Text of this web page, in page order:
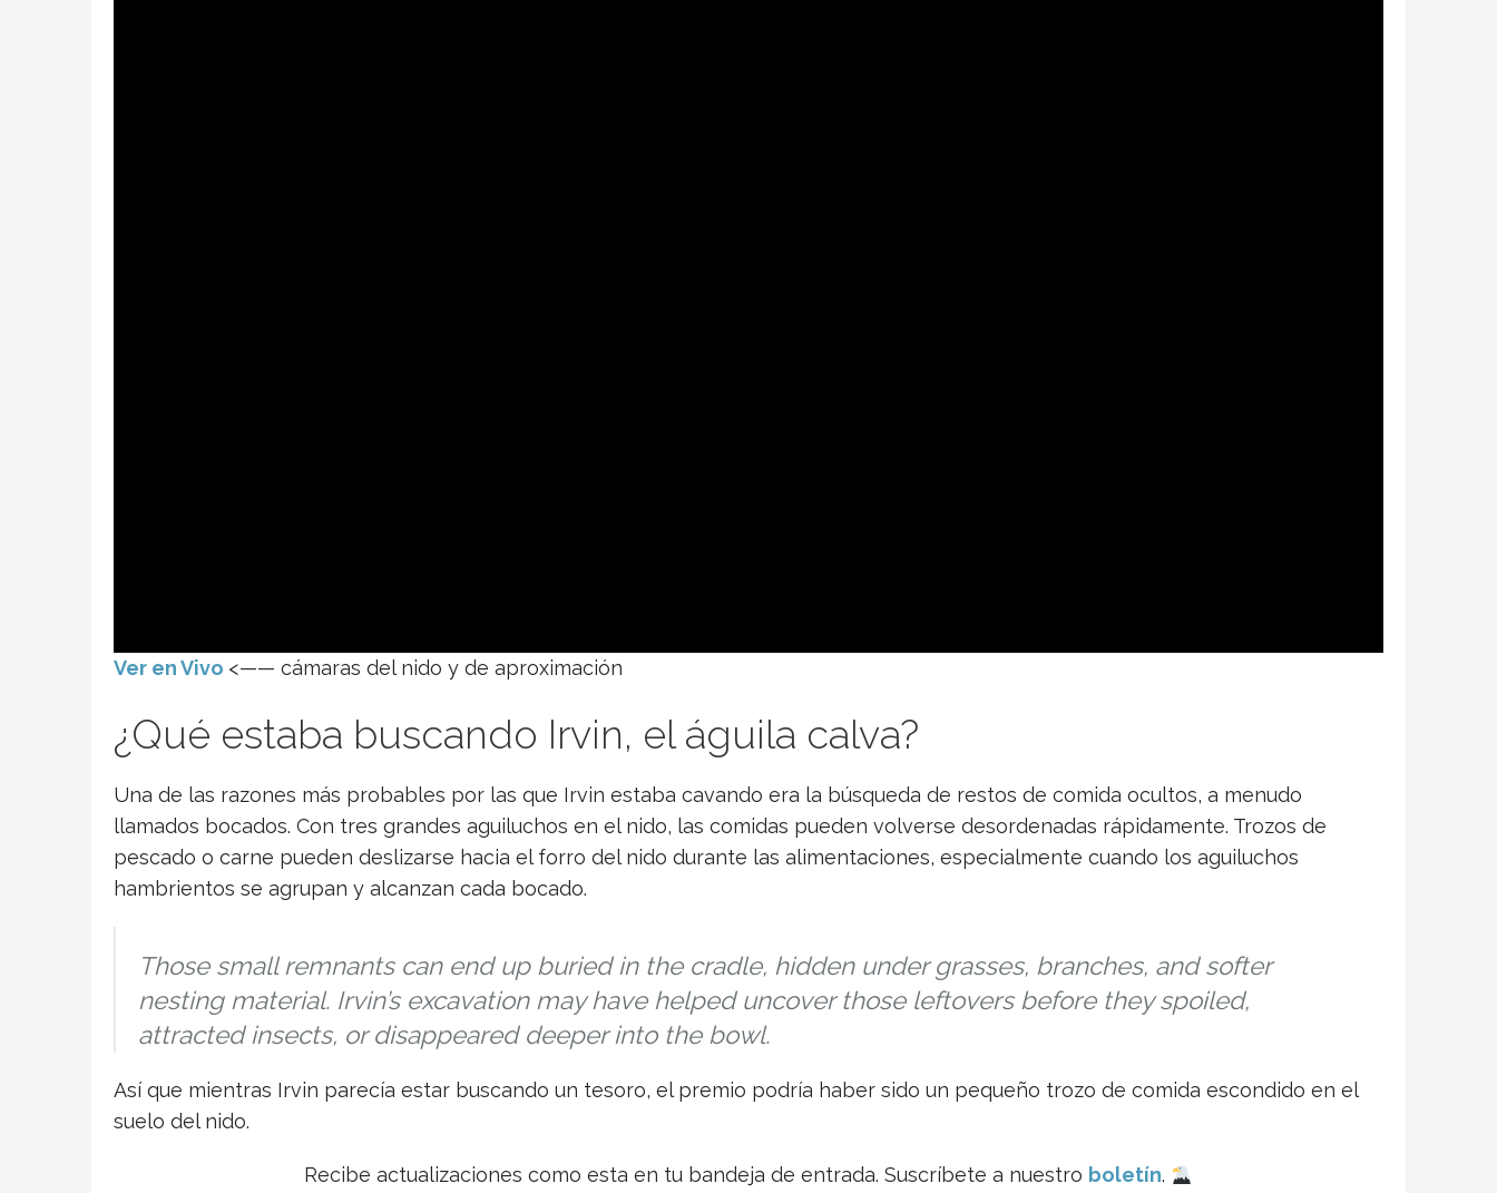
Ver en Vivo <—— cámaras del nido y de aproximación
¿Qué estaba buscando Irvin, el águila calva?
Una de las razones más probables por las que Irvin estaba cavando era la búsqueda de restos de comida ocultos, a menudo
llamados bocados. Con tres grandes aguiluchos en el nido, las comidas pueden volverse desordenadas rápidamente. Trozos de
pescado o carne pueden deslizarse hacia el forro del nido durante las alimentaciones, especialmente cuando los aguiluchos
hambrientos se agrupan y alcanzan cada bocado.
Those small remnants can end up buried in the cradle, hidden under grasses, branches, and softer
nesting material. Irvin’s excavation may have helped uncover those leftovers before they spoiled,
attracted insects, or disappeared deeper into the bowl.
Así que mientras Irvin parecía estar buscando un tesoro, el premio podría haber sido un pequeño trozo de comida escondido en el
suelo del nido.
Recibe actualizaciones como esta en tu bandeja de entrada. Suscríbete a nuestro boletín.